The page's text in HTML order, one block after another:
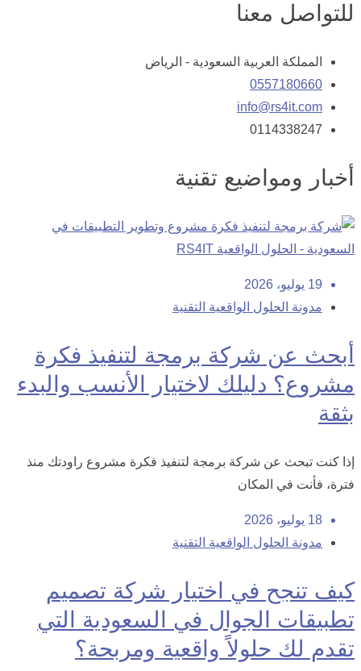
للتواصل معنا
المملكة العربية السعودية - الرياض
0557180660
info@rs4it.com
0114338247
أخبار ومواضيع تقنية
19 يوليو، 2026
مدونة الحلول الواقعية التقنية
أبحث عن شركة برمجة لتنفيذ فكرة
مشروع؟ دليلك لاختيار الأنسب والبدء
بثقة
إذا كنت تبحث عن شركة برمجة لتنفيذ فكرة مشروع راودتك منذ
فترة، فأنت في المكان
18 يوليو، 2026
مدونة الحلول الواقعية التقنية
كيف تنجح في اختيار شركة تصميم
تطبيقات الجوال في السعودية التي
تقدم لك حلولاً واقعية ومربحة؟